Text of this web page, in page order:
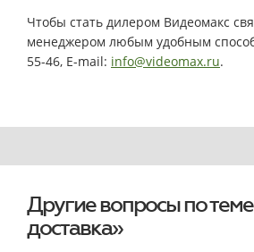
Чтобы стать дилером Видеомакс
менеджером любым удобным
55-46, E-mail: info@videomax.ru.
Другие вопросы по
доставка»